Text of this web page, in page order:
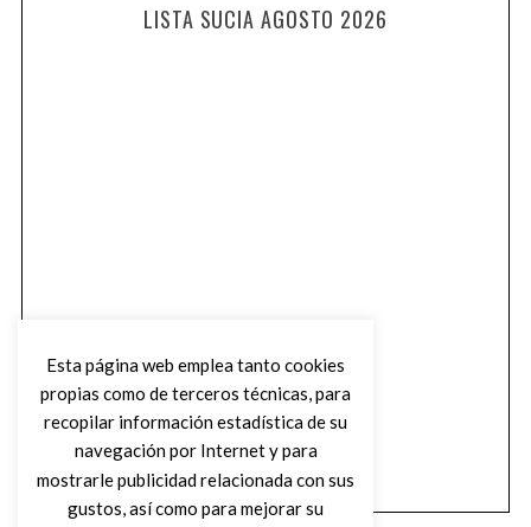
LISTA SUCIA AGOSTO 2026
Esta página web emplea tanto cookies
propias como de terceros técnicas, para
recopilar información estadística de su
navegación por Internet y para
mostrarle publicidad relacionada con sus
gustos, así como para mejorar su